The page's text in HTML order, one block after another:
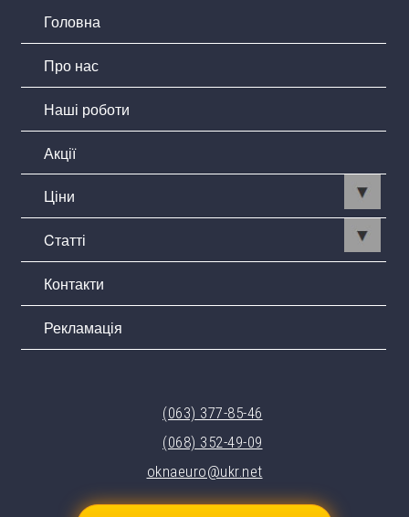
Головна
Про нас
Наші роботи
Акції
Ціни
Cтатті
Контакти
Рекламація
(063) 377-85-46
(068) 352-49-09
oknaeuro@ukr.net